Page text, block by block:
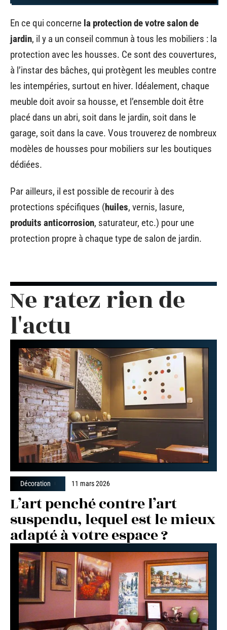
En ce qui concerne la protection de votre salon de
jardin, il y a un conseil commun à tous les mobiliers : la
protection avec les housses. Ce sont des couvertures,
à l’instar des bâches, qui protègent les meubles contre
les intempéries, surtout en hiver. Idéalement, chaque
meuble doit avoir sa housse, et l’ensemble doit être
placé dans un abri, soit dans le jardin, soit dans le
garage, soit dans la cave. Vous trouverez de nombreux
modèles de housses pour mobiliers sur les boutiques
dédiées.
Par ailleurs, il est possible de recourir à des
protections spécifiques (huiles, vernis, lasure,
produits anticorrosion, saturateur, etc.) pour une
protection propre à chaque type de salon de jardin.
Ne ratez rien de
l'actu
Décoration 11 mars 2026
L’art penché contre l’art
suspendu, lequel est le mieux
adapté à votre espace ?